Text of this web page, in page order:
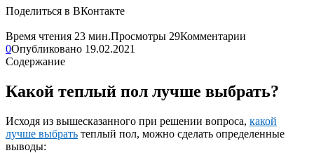
Поделиться в ВКонтакте
Время чтения 23 мин.Просмотры 29Комментарии
0Опубликовано 19.02.2021
Содержание
Какой теплый пол лучше выбрать?
Исходя из вышесказанного при решении вопроса, какой
лучше выбрать теплый пол, можно сделать определенные
выводы: